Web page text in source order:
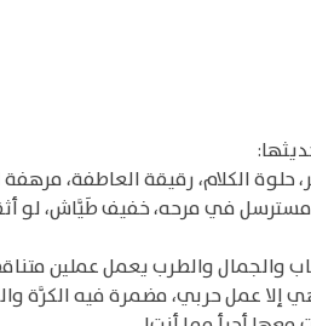
حلوة الكلام، رقيقة العاطفة،
في مرحه، خفيف طَيَّاش، لو
والجمال والطرب يعمل عملين
إلا عمل حربي، مضمرة فيه الكرَّة